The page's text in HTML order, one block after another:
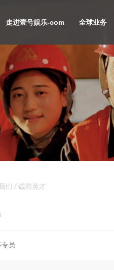
走进壹号娱乐-com 全球业务
们 / 诚聘英才
员